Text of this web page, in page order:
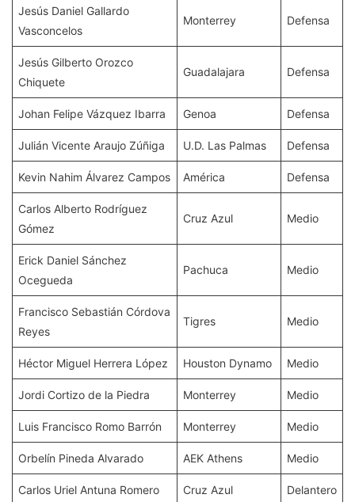
Jesús Daniel Gallardo
Vasconcelos
Monterrey Defensa
Jesús Gilberto Orozco
Chiquete
Guadalajara Defensa
Johan Felipe Vázquez Ibarra Genoa Defensa
Julián Vicente Araujo Zúñiga U.D. Las Palmas Defensa
Kevin Nahim Álvarez Campos América Defensa
Carlos Alberto Rodríguez
Gómez
Cruz Azul Medio
Erick Daniel Sánchez
Ocegueda
Pachuca Medio
Francisco Sebastián Córdova
Reyes
Tigres Medio
Héctor Miguel Herrera López Houston Dynamo Medio
Jordi Cortizo de la Piedra Monterrey Medio
Luis Francisco Romo Barrón Monterrey Medio
Orbelín Pineda Alvarado AEK Athens Medio
Carlos Uriel Antuna Romero Cruz Azul Delantero